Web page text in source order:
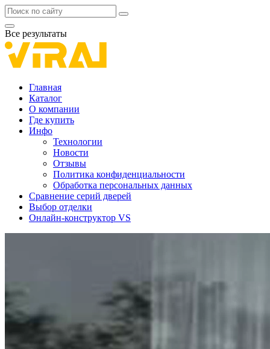
Все результаты
Главная
Каталог
О компании
Где купить
Инфо
Технологии
Новости
Отзывы
Политика конфиденциальности
Обработка персональных данных
Сравнение серий дверей
Выбор отделки
Онлайн-конструктор VS